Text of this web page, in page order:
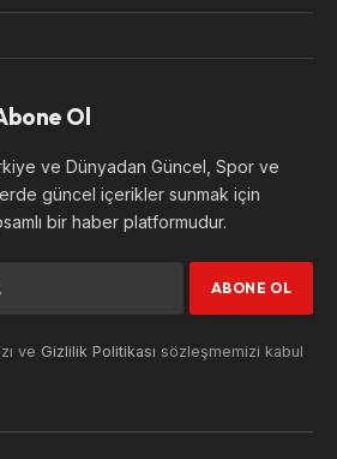
Ol
ve Dünyadan Güncel, Spor ve
güncel içerikler sunmak için
bir haber platformudur.
ve Gizlilik Politikası sözleşmemizi kabul